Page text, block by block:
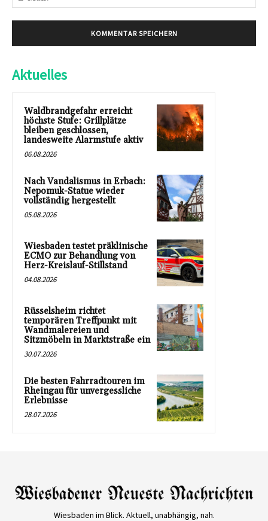
Aktuelles
Waldbrandgefahr erreicht
höchste Stufe: Grillplätze
bleiben geschlossen,
landesweite Alarmstufe aktiv
06.08.2026
Nach Vandalismus in Erbach:
Nepomuk-Statue wieder
vollständig hergestellt
05.08.2026
Wiesbaden testet präklinische
ECMO zur Behandlung von
Herz-Kreislauf-Stillstand
04.08.2026
Rüsselsheim richtet
temporären Treffpunkt mit
Wandmalereien und
Sitzmöbeln in Marktstraße ein
30.07.2026
Die besten Fahrradtouren im
Rheingau für unvergessliche
Erlebnisse
28.07.2026
Wiesbaden im Blick. Aktuell, unabhängig, nah.